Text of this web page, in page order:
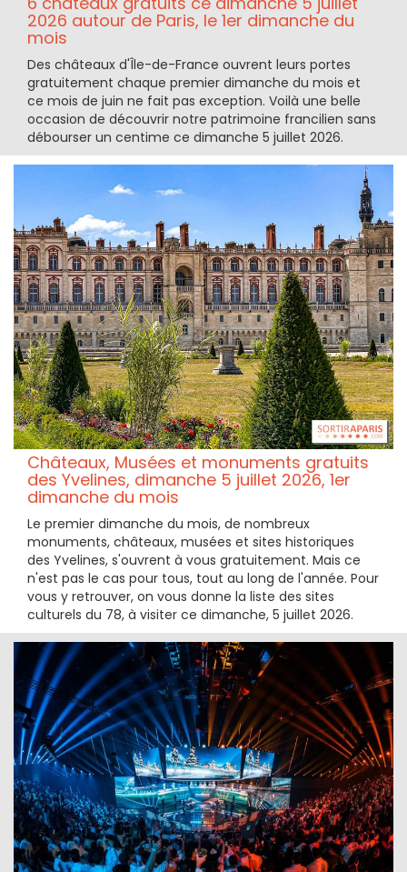
2026 autour de Paris, le 1er dimanche du
mois
Des châteaux d'Île-de-France ouvrent leurs portes
gratuitement chaque premier dimanche du mois et
ce mois de juin ne fait pas exception. Voilà une belle
occasion de découvrir notre patrimoine francilien sans
débourser un centime ce dimanche 5 juillet 2026.
Châteaux, Musées et monuments gratuits
des Yvelines, dimanche 5 juillet 2026, 1er
dimanche du mois
Le premier dimanche du mois, de nombreux
monuments, châteaux, musées et sites historiques
des Yvelines, s'ouvrent à vous gratuitement. Mais ce
n'est pas le cas pour tous, tout au long de l'année. Pour
vous y retrouver, on vous donne la liste des sites
culturels du 78, à visiter ce dimanche, 5 juillet 2026.